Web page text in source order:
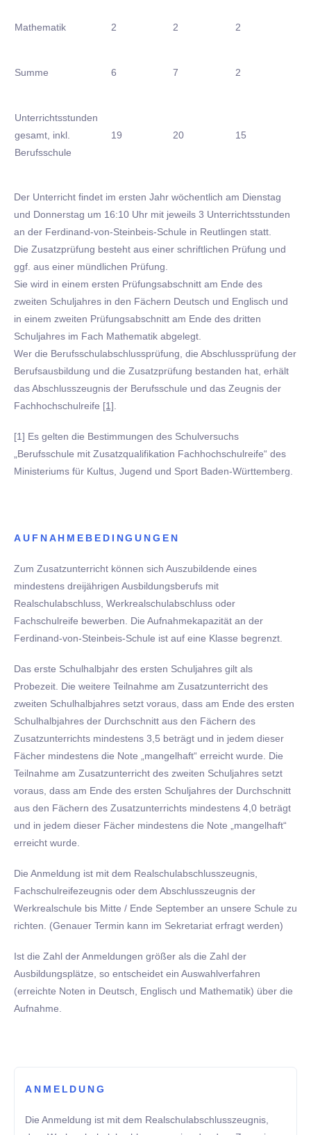
Mathematik 2 2 2
Summe 6 7 2
Unterrichtsstunden
gesamt, inkl.
Berufsschule
19 20 15
Der Unterricht findet im ersten Jahr wöchentlich am Dienstag
und Donnerstag um 16:10 Uhr mit jeweils 3 Unterrichtsstunden
an der Ferdinand-von-Steinbeis-Schule in Reutlingen statt.
Die Zusatzprüfung besteht aus einer schriftlichen Prüfung und
ggf. aus einer mündlichen Prüfung.
Sie wird in einem ersten Prüfungsabschnitt am Ende des
zweiten Schuljahres in den Fächern Deutsch und Englisch und
in einem zweiten Prüfungsabschnitt am Ende des dritten
Schuljahres im Fach Mathematik abgelegt.
Wer die Berufsschulabschlussprüfung, die Abschlussprüfung der
Berufsausbildung und die Zusatzprüfung bestanden hat, erhält
das Abschlusszeugnis der Berufsschule und das Zeugnis der
Fachhochschulreife [1]
[1] Es gelten die Bestimmungen des Schulversuchs
„Berufsschule mit Zusatzqualifikation Fachhochschulreife“ des
Ministeriums für Kultus, Jugend und Sport Baden-Württemberg.
AUFNAHMEBEDINGUNGEN
Zum Zusatzunterricht können sich Auszubildende eines
mindestens dreijährigen Ausbildungsberufs mit
Realschulabschluss, Werkrealschulabschluss oder
Fachschulreife bewerben. Die Aufnahmekapazität an der
Ferdinand-von-Steinbeis-Schule ist auf eine Klasse begrenzt.
Das erste Schulhalbjahr des ersten Schuljahres gilt als
Probezeit. Die weitere Teilnahme am Zusatzunterricht des
zweiten Schulhalbjahres setzt voraus, dass am Ende des ersten
Schulhalbjahres der Durchschnitt aus den Fächern des
Zusatzunterrichts mindestens 3,5 beträgt und in jedem dieser
Fächer mindestens die Note „mangelhaft“ erreicht wurde. Die
Teilnahme am Zusatzunterricht des zweiten Schuljahres setzt
voraus, dass am Ende des ersten Schuljahres der Durchschnitt
aus den Fächern des Zusatzunterrichts mindestens 4,0 beträgt
und in jedem dieser Fächer mindestens die Note „mangelhaft“
erreicht wurde.
Die Anmeldung ist mit dem Realschulabschlusszeugnis,
Fachschulreifezeugnis oder dem Abschlusszeugnis der
Werkrealschule bis Mitte / Ende September an unsere Schule zu
richten. (Genauer Termin kann im Sekretariat erfragt werden)
Ist die Zahl der Anmeldungen größer als die Zahl der
Ausbildungsplätze, so entscheidet ein Auswahlverfahren
(erreichte Noten in Deutsch, Englisch und Mathematik) über die
Aufnahme.
ANMELDUNG
Die Anmeldung ist mit dem Realschulabschlusszeugnis,